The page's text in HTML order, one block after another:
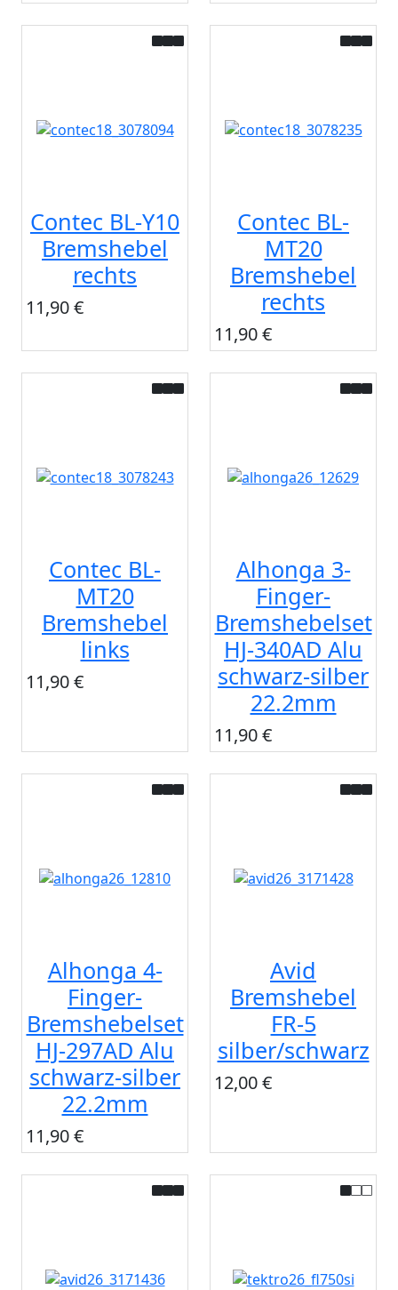
Contec BL-Y10
Bremshebel
rechts
11,90 €
Contec BL-
MT20
Bremshebel
rechts
11,90 €
Contec BL-
MT20
Bremshebel
links
11,90 €
Alhonga 3-
Finger-
Bremshebelset
HJ-340AD Alu
schwarz-silber
22.2mm
11,90 €
Alhonga 4-
Finger-
Bremshebelset
HJ-297AD Alu
schwarz-silber
22.2mm
11,90 €
Avid
Bremshebel
FR-5
silber/schwarz
12,00 €